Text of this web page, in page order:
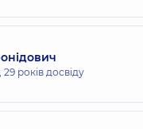
29 років досвіду